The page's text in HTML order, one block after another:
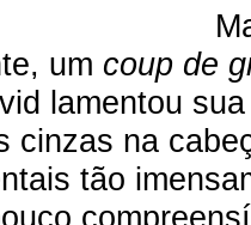
um coup de
lamentou
cinzas na
tão